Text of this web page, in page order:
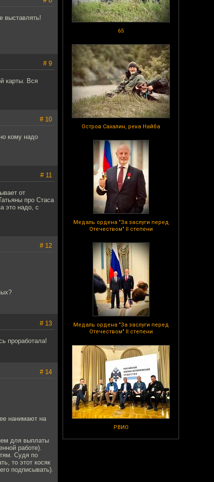
65
Остров Сахалин, река Найба
Медаль ордена "За заслуги перед
Отечеством" II степени
Медаль ордена "За заслуги перед
Отечеством" II степени
РВИО
выставлять!
# 9
карты. Вся
# 10
кому надо
# 11
от
про Стаса
это надо, с
# 12
# 13
проработала!
# 14
нанимают на
для выплаты
работе).
Судя по
то этот косяк
подписывать).